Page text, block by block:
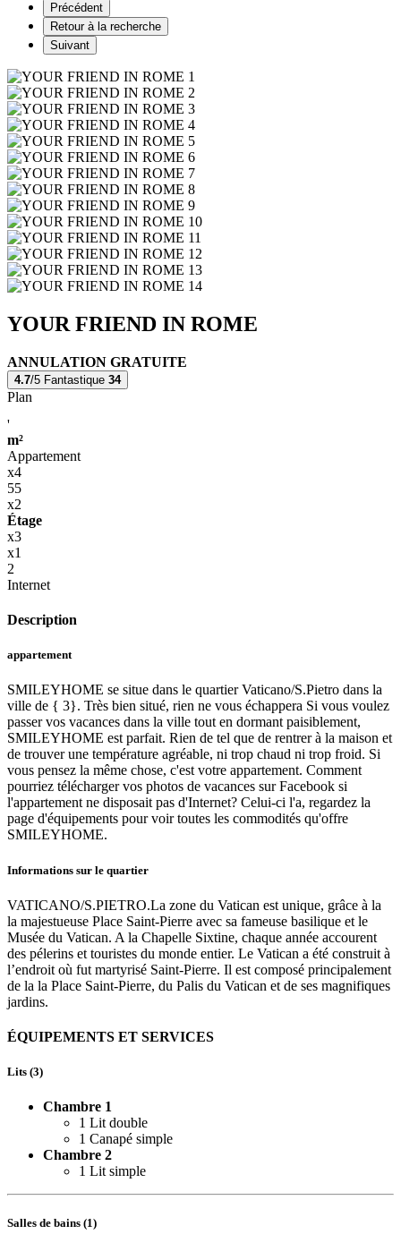
Précédent
Retour à la recherche
Suivant
YOUR FRIEND IN ROME
ANNULATION GRATUITE
4.7/5 Fantastique 34
Plan
'
m²
Appartement
x4
55
x2
Étage
x3
x1
2
Internet
Description
appartement
SMILEYHOME se situe dans le quartier Vaticano/S.Pietro dans la
ville de { 3}. Très bien situé, rien ne vous échappera Si vous voulez
passer vos vacances dans la ville tout en dormant paisiblement,
SMILEYHOME est parfait. Rien de tel que de rentrer à la maison et
de trouver une température agréable, ni trop chaud ni trop froid. Si
vous pensez la même chose, c'est votre appartement. Comment
pourriez télécharger vos photos de vacances sur Facebook si
l'appartement ne disposait pas d'Internet? Celui-ci l'a, regardez la
page d'équipements pour voir toutes les commodités qu'offre
SMILEYHOME.
Informations sur le quartier
VATICANO/S.PIETRO.La zone du Vatican est unique, grâce à la
la majestueuse Place Saint-Pierre avec sa fameuse basilique et le
Musée du Vatican. A la Chapelle Sixtine, chaque année accourent
des pélerins et touristes du monde entier. Le Vatican a été construit à
l’endroit où fut martyrisé Saint-Pierre. Il est composé principalement
de la la Place Saint-Pierre, du Palis du Vatican et de ses magnifiques
jardins.
ÉQUIPEMENTS ET SERVICES
Lits (3)
Chambre 1
1 Lit double
1 Canapé simple
Chambre 2
1 Lit simple
Salles de bains (1)